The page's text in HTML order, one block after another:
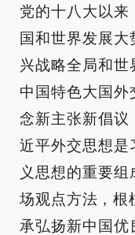
党的十八大以来
国和世界发展
兴战略全局和世
中国特色大国外
念新主张新倡议
近平外交思想是
义思想的重要
场观点方法，根
承弘扬新中国优